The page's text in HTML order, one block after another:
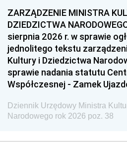
ZARZĄDZENIE MINISTRA
DZIEDZICTWA
sierpnia 2026 r. w sprawie
jednolitego tekstu
Kultury i Dziedzictwa
sprawie nadania statutu
Współczesnej - Zamek
Dziennik Urzędowy Ministra
Narodowego rok 2026 poz. 38